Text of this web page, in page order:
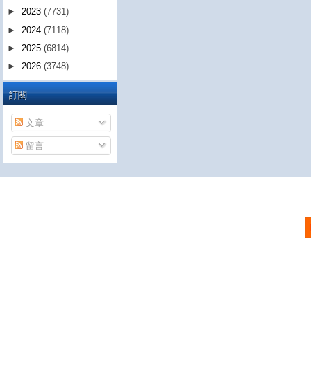
► 2023 (7731)
► 2024 (7118)
► 2025 (6814)
► 2026 (3748)
訂閱
文章
留言